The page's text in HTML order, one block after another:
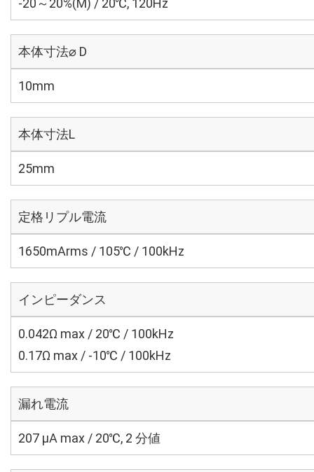
-20～20%(M) / 20℃, 120Hz
本体寸法⌀ D
10mm
本体寸法L
25mm
定格リプル電流
1650mArms / 105℃ / 100kHz
インピーダンス
0.042Ω max / 20℃ / 100kHz
0.17Ω max / -10℃ / 100kHz
漏れ電流
207 μA max / 20℃, 2 分値